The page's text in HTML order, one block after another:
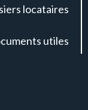
locataires
utiles